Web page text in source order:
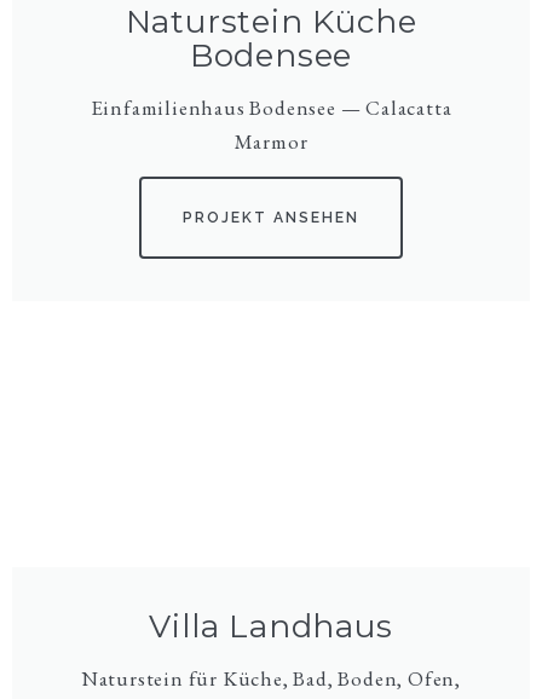
Naturstein Küche
Bodensee
Einfamilienhaus Bodensee — Calacatta
Marmor
PROJEKT ANSEHEN
Villa Landhaus
Naturstein für Küche, Bad, Boden, Ofen,